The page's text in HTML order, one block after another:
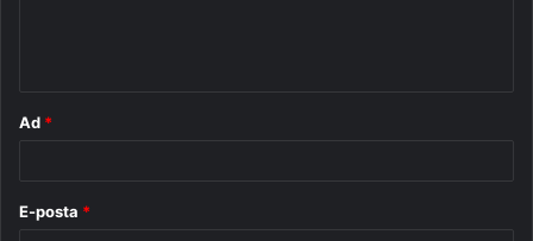
Ad *
E-posta *